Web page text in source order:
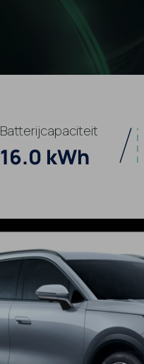
Batterijcapaciteit
16.0 kWh